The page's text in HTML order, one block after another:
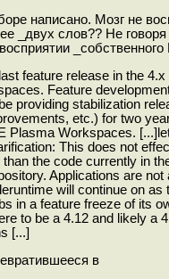
написано. Мозг не
_двух слов?? Не
feature release in the
Feature
providing stabilization
etc.) for two
Plasma Workspaces.
This does not
the code currently in
Applications are not
will continue on as
in a feature freeze of its
to be a 4.12 and likely a
[...]
в